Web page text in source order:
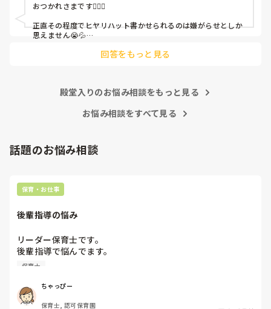
皆さんの園はどうですか?
おつかれさまです🙇🏻‍♀️
正直その程度でヒヤリハット書かせられるのは嫌がらせとしか
思えません😭💦
回答をもっと見る
殿堂入りのお悩み相談をもっと見る
お悩み相談をすべて見る
話題のお悩み相談
保育・お仕事
後輩指導の悩み
リーダー保育士です。
後輩指導で悩んでます。
初めて年長を持つ後輩がいますが
いで様子見てると直前になるまで何もアクションがなかった
り
保育士
ちゃっぴー
保育士, 認可保育園